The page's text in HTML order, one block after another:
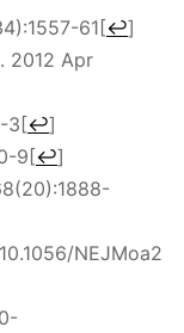
61[↩]
2012 Apr
3[↩]
9[↩]
NEJMoa2